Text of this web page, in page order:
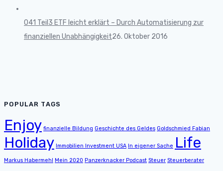
041 Teil3 ETF leicht erklärt – Durch Automatisierung zur
finanziellen Unabhängigkeit26. Oktober 2016
POPULAR TAGS
Enjoy finanzielle Bildung Geschichte des Geldes Goldschmied Fabian
Holiday Immobilien Investment USA In eigener Sache Life
Markus Habermehl Mein 2020 Panzerknacker Podcast Steuer Steuerberater